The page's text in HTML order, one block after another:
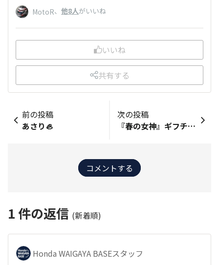
MotoR、 他8人がいいね
いいね
共有する
前の投稿
あさり🦪
次の投稿
『春の女神』ギフチョウ
コメントする
1 件の返信 (新着順)
Honda WAIGAYA BASEスタッフ